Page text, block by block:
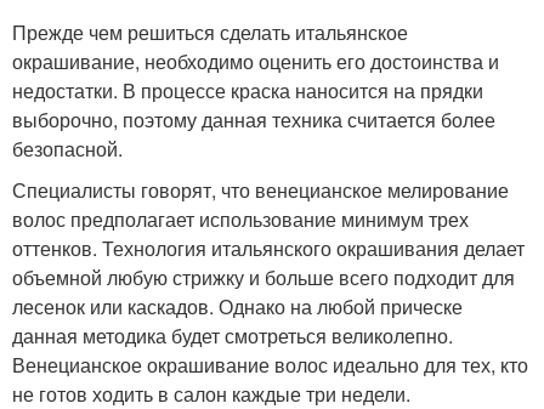
Прежде чем решиться сделать итальянское
окрашивание, необходимо оценить его достоинства и
недостатки. В процессе краска наносится на прядки
выборочно, поэтому данная техника считается более
безопасной.
Специалисты говорят, что венецианское мелирование
волос предполагает использование минимум трех
оттенков. Технология итальянского окрашивания делает
объемной любую стрижку и больше всего подходит для
лесенок или каскадов. Однако на любой прическе
данная методика будет смотреться великолепно.
Венецианское окрашивание волос идеально для тех, кто
не готов ходить в салон каждые три недели.